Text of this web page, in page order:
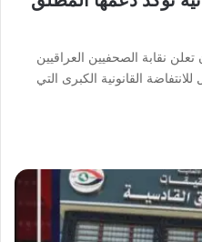
تعلن نقابة الصحفيين العراقيين
القانونية الكبرى التي